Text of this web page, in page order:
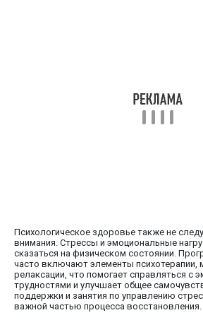
Психологическое здоровье также не
внимания. Стрессы и эмоциональные
сказаться на физическом состоянии.
часто включают элементы психотерапии,
релаксации, что помогает справляться с
трудностями и улучшает общее
поддержки и занятия по управлению
важной частью процесса восстановления.